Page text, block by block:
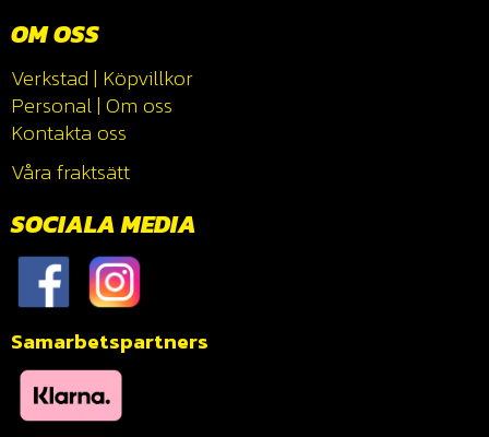
OM OSS
Verkstad | Köpvillkor
Personal| Om oss
Kontakta oss
Våra fraktsätt
SOCIALA MEDIA
Samarbetspartners